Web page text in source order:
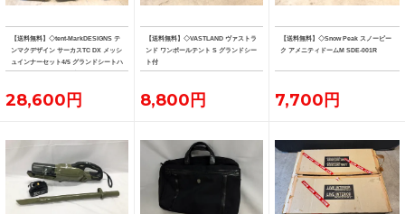
【送料無料】◇tent-MarkDESIGNS テ
ンマクデザイン サーカスTC DX メッシ
ュインナーセット4/5 グランドシートハ
ーフ フロントフラップ
28,600円
【送料無料】◇VASTLAND ヴァストラ
ンド ワンポールテント S グランドシー
ト付
8,800円
【送料無料】◇Snow Peak スノーピー
ク アメニティドームM SDE-001R
7,700円